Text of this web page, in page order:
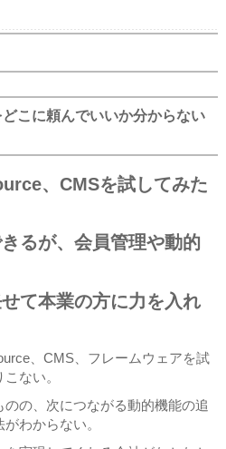
こに頼んでいいか分からない
、CMSを試してみた
るが、会員管理や動的
て本業の方に力を入れ
、CMS、フレームウェアを試
ない。
の、次につながる動的機能の追
わからない。